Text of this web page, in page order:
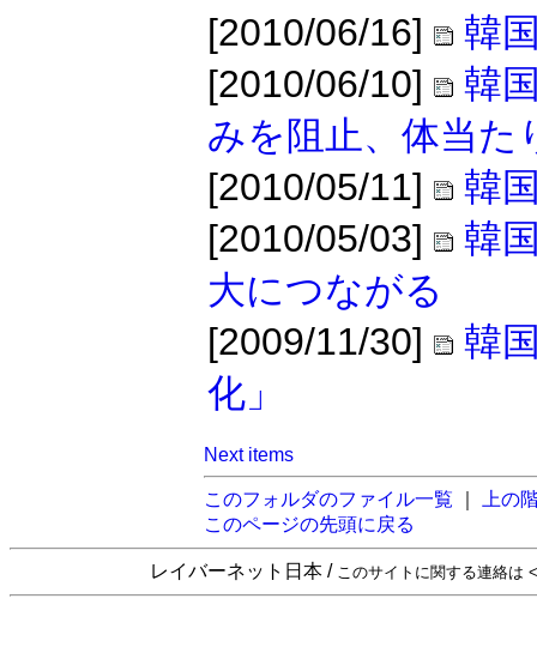
[2010/06/16]
韓
[2010/06/10]
韓
みを阻止、体当た
[2010/05/11]
韓
[2010/05/03]
韓
大につながる
[2009/11/30]
韓
化」
Next items
このフォルダのファイル一覧
上の
このページの先頭に戻る
レイバーネット日本 / このサイトに関する連絡は